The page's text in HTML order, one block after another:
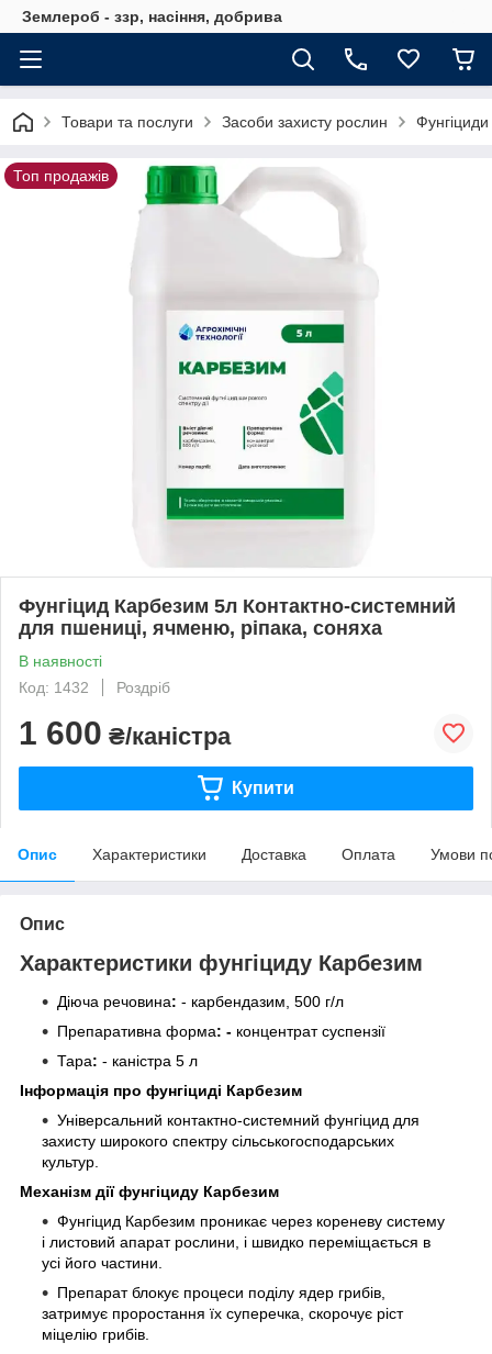
Землероб - ззр, насіння, добрива
Товари та послуги Засоби захисту рослин Фунгіциди
Топ продажів
Фунгіцид Карбезим 5л Контактно-системний
для пшениці, ячменю, ріпака, соняха
В наявності
Код: 1432
Роздріб
1 600 ₴/каністра
Купити
Опис Характеристики Доставка Оплата Умови
Опис
Характеристики фунгіциду Карбезим
Діюча речовина: - карбендазим, 500 г/л
Препаративна форма: - концентрат суспензії
Тара: - каністра 5 л
Інформація про фунгіциді Карбезим
Універсальний контактно-системний фунгіцид для
захисту широкого спектру сільськогосподарських
культур.
Механізм діїфунгіциду Карбезим
Фунгіцид Карбезим проникає через кореневу систему
і листовий апарат рослини, і швидко переміщається в
усі його частини.
Препарат блокує процеси поділу ядер грибів,
затримує проростання їх суперечка, скорочує ріст
міцелію грибів.